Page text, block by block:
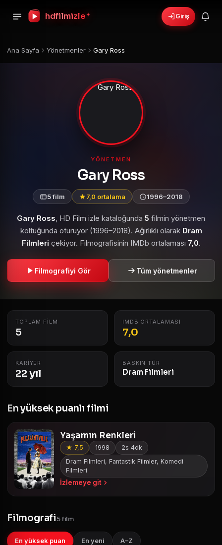
hdfilmizle + Giriş
Ana Sayfa Yönetmenler Gary Ross
YÖNETMEN
Gary Ross
5 film 7,0 ortalama 1996–2018
Gary Ross, HD Film izle kataloğunda 5 filmin yönetmen
koltuğunda oturuyor (1996–2018). Ağırlıklı olarak Dram
Filmleri çekiyor. Filmografisinin IMDb ortalaması 7,0.
Filmografiyi Gör Tüm yönetmenler
TOPLAM FILM
5
IMDB ORTALAMASI
7,0
KARIYER
22 yıl
BASKIN TÜR
Dram Filmleri
En yüksek puanlı filmi
Yaşamın Renkleri
★ 7,5 1998
2s 4dk
Dram Filmleri, Fantastik Filmler, Komedi
Filmleri
İzlemeye git
Filmografi5 film
En yüksek puan En yeni A–Z